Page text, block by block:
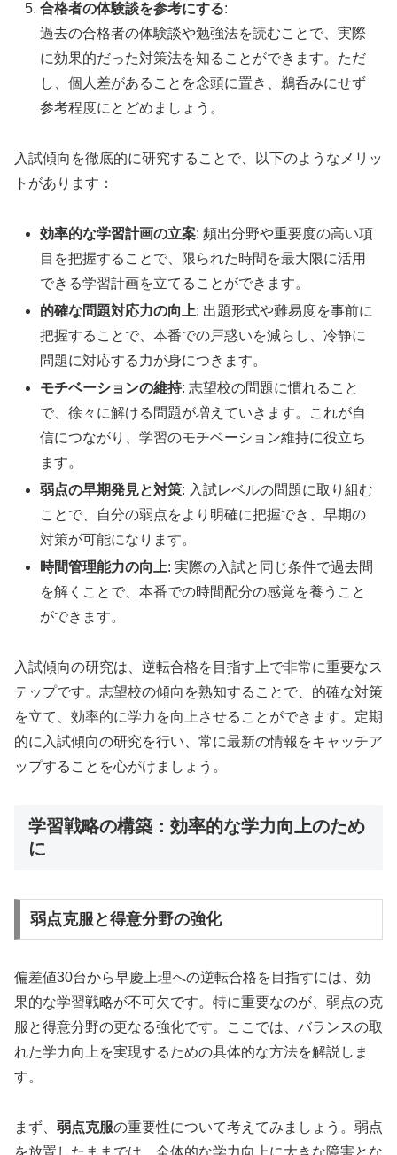
合格者の体験談を参考にする:
過去の合格者の体験談や勉強法を読むことで、実際
に効果的だった対策法を知ることができます。ただ
し、個人差があることを念頭に置き、鵜呑みにせず
参考程度にとどめましょう。
入試傾向を徹底的に研究することで、以下のようなメリッ
トがあります：
効率的な学習計画の立案: 頻出分野や重要度の高い項
目を把握することで、限られた時間を最大限に活用
できる学習計画を立てることができます。
的確な問題対応力の向上: 出題形式や難易度を事前に
把握することで、本番での戸惑いを減らし、冷静に
問題に対応する力が身につきます。
モチベーションの維持: 志望校の問題に慣れること
で、徐々に解ける問題が増えていきます。これが自
信につながり、学習のモチベーション維持に役立ち
ます。
弱点の早期発見と対策: 入試レベルの問題に取り組む
ことで、自分の弱点をより明確に把握でき、早期の
対策が可能になります。
時間管理能力の向上: 実際の入試と同じ条件で過去問
を解くことで、本番での時間配分の感覚を養うこと
ができます。
入試傾向の研究は、逆転合格を目指す上で非常に重要なス
テップです。志望校の傾向を熟知することで、的確な対策
を立て、効率的に学力を向上させることができます。定期
的に入試傾向の研究を行い、常に最新の情報をキャッチア
ップすることを心がけましょう。
学習戦略の構築：効率的な学力向上のため
に
弱点克服と得意分野の強化
偏差値30台から早慶上理への逆転合格を目指すには、効
果的な学習戦略が不可欠です。特に重要なのが、弱点の克
服と得意分野の更なる強化です。ここでは、バランスの取
れた学力向上を実現するための具体的な方法を解説しま
す。
まず、 弱点克服の重要性について考えてみましょう。弱点
を放置したままでは、全体的な学力向上に大きな障害とな